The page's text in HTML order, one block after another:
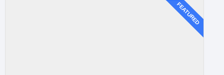
FEATURED